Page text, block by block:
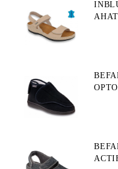
ЗА